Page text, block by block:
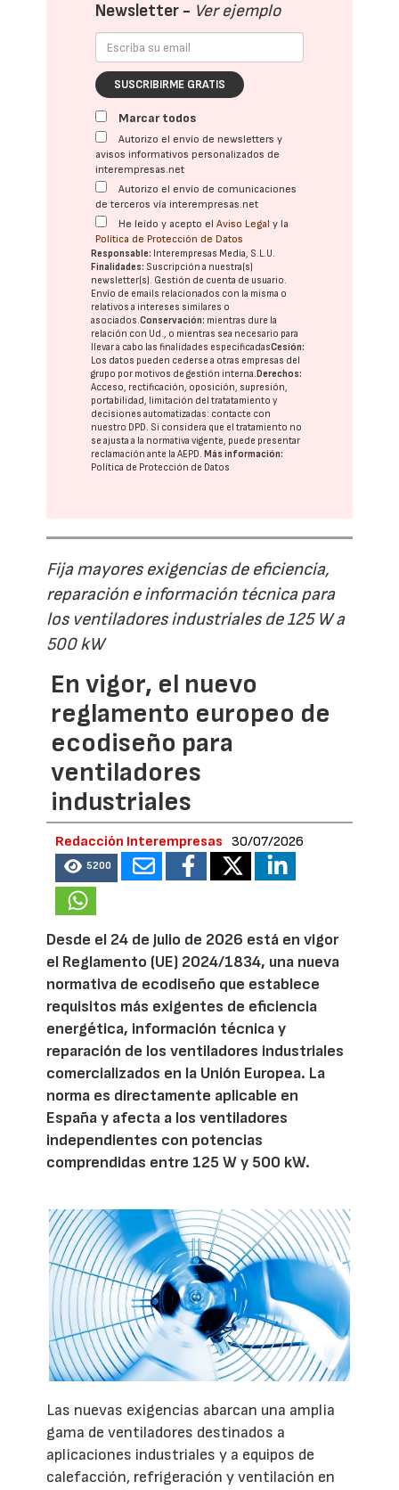
Newsletter - Ver ejemplo
SUSCRIBIRME GRATIS
Marcar todos
Autorizo el envío de newsletters y
avisos informativos personalizados de
interempresas.net
Autorizo el envío de comunicaciones
de terceros vía interempresas.net
He leído y acepto elAviso Legal y la
Política de Protección de Datos
Responsable: Interempresas Media, S.L.U.
Finalidades: Suscripción a nuestra(s)
newsletter(s). Gestión de cuenta de usuario.
Envío de emails relacionados con la misma o
relativos a intereses similares o
asociados.Conservación: mientras dure la
relación con Ud., o mientras sea necesario para
llevar a cabo las finalidades especificadasCesión:
Los datos pueden cederse a otras empresas del
grupo por motivos de gestión interna. Derechos:
Acceso, rectificación, oposición, supresión,
portabilidad, limitación del tratatamiento y
decisiones automatizadas: contacte con
nuestro DPD. Si considera que el tratamiento no
se ajusta a la normativa vigente, puede presentar
reclamación ante laAEPD. Más información:
Política de Protección de Datos
Fija mayores exigencias de eficiencia,
reparación e información técnica para
los ventiladores industriales de 125 W a
500 kW
En vigor, el nuevo
reglamento europeo de
ecodiseño para
ventiladores
industriales
Redacción Interempresas 30/07/2026
5200
Desde el 24 de julio de 2026 está en vigor
el Reglamento (UE) 2024/1834, una nueva
normativa de ecodiseño que establece
requisitos más exigentes de eficiencia
energética, información técnica y
reparación de los ventiladores industriales
comercializados en la Unión Europea. La
norma es directamente aplicable en
España y afecta a los ventiladores
independientes con potencias
comprendidas entre 125 W y 500 kW.
Las nuevas exigencias abarcan una amplia
gama de ventiladores destinados a
aplicaciones industriales y a equipos de
calefacción, refrigeración y ventilación en